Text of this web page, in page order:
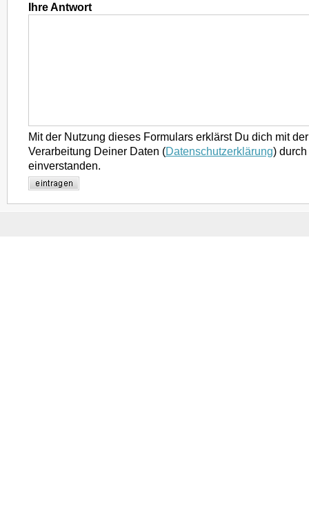
Ihre Antwort
Mit der Nutzung dieses Formulars erklärst Du dich mit
Verarbeitung Deiner Daten (Datenschutzerklärung)
einverstanden.